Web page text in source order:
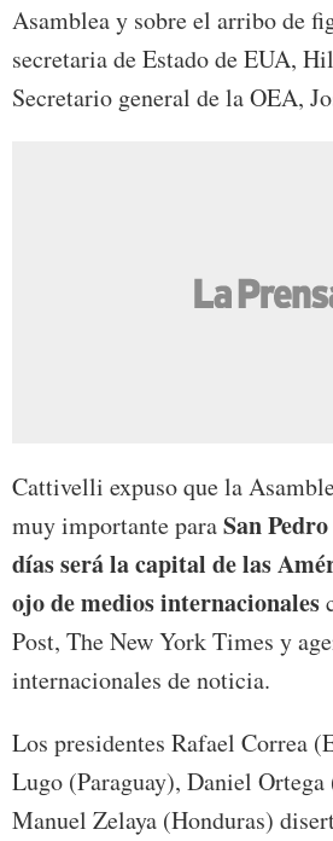
Asamblea y sobre el arribo de
secretaria de Estado de EUA,
Secretario general de la OEA,
Cattivelli expuso que la
muy importante paraSan
días será la capital de las
ojo de medios internacionales
Post, The New York Times y
internacionales de noticia.
Los presidentes Rafael Correa
Lugo (Paraguay), Daniel
Manuel Zelaya (Honduras)